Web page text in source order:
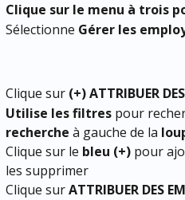
Clique sur le menu à trois
Sélectionne Gérer les
Clique sur (+) ATTRIBUER
Utilise les filtres pour
recherche à gauche de la
Clique sur le bleu (+) pour
les supprimer
Clique sur ATTRIBUER DES